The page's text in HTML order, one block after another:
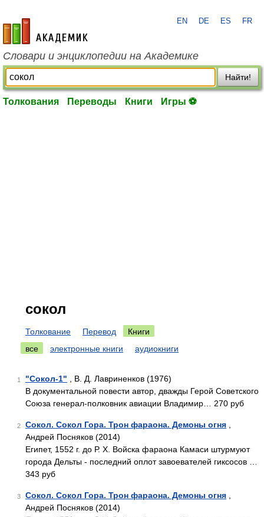
academic.ru
EN DE ES FR
Словари и энциклопедии на Академике
Найти!
Толкования Переводы Книги Игры ⚽
сокол
Толкование Перевод
Книги
все
электронные книги аудиокниги
1 "Сокол-1" , В. Д. Лавриненков (1976)
В документальной повести автор, дважды Герой Советского
Союза генерал-полковник авиации Владимир… 270 руб
2 Сокол. Сокол Гора. Трон фараона. Демоны огня
Андрей Посняков (2014)
Египет, 1552 г. до Р. Х. Войска фараона Ка­маси штурмуют
города Дельты - последний оплот завоевателей гиксосов …
343 руб
3 Сокол. Сокол Гора. Трон фараона. Демоны огня
Андрей Посняков (2014)